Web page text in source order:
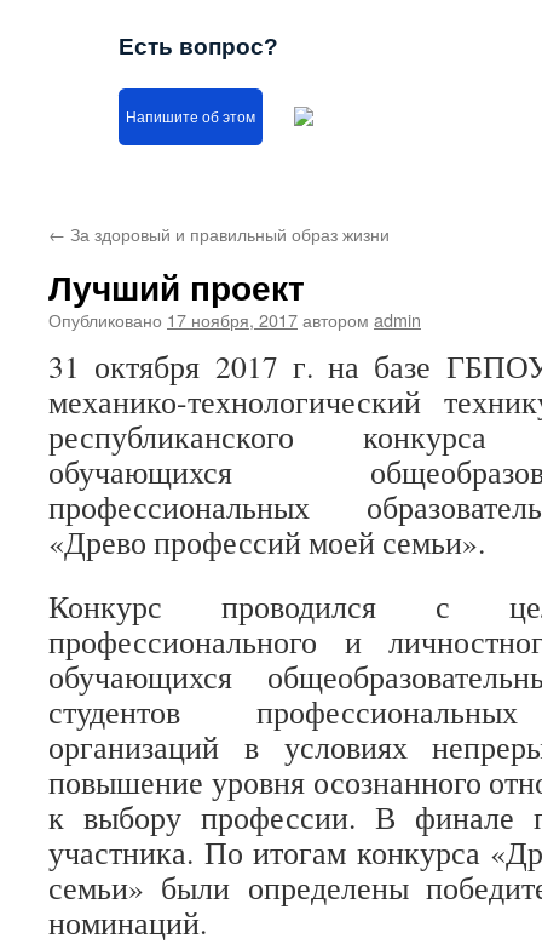
Есть вопрос?
Напишите об этом
← За здоровый и правильный образ жизни
Лучший проект
Опубликовано 17 ноября, 2017автором admin
31 октября 2017 г. на базе
механико-технологический
республиканского
обучающихся
профессиональных
«Древо профессий моей семьи».
Конкурс проводился с
профессионального и
обучающихся
студентов
организаций в условиях
повышение уровня осознанного
к выбору профессии. В финале
участника. По итогам конкурса
семьи» были определены
номинаций.